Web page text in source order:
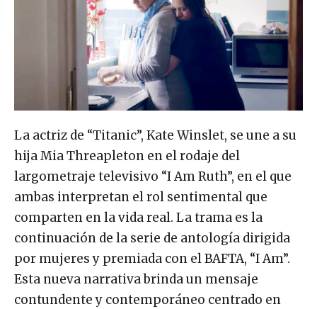
La actriz de “Titanic”, Kate Winslet, se une a su
hija Mia Threapleton en el rodaje del
largometraje televisivo “I Am Ruth”, en el que
ambas interpretan el rol sentimental que
comparten en la vida real. La trama es la
continuación de la serie de antología dirigida
por mujeres y premiada con el BAFTA, “I Am”.
Esta nueva narrativa brinda un mensaje
contundente y contemporáneo centrado en